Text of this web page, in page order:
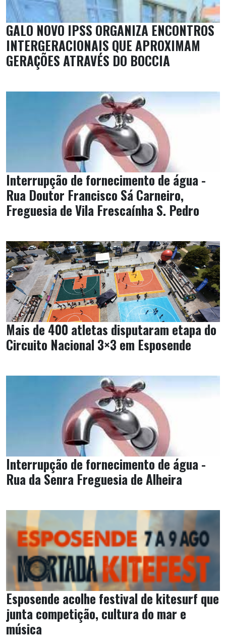
GALO NOVO IPSS ORGANIZA ENCONTROS
INTERGERACIONAIS QUE APROXIMAM
GERAÇÕES ATRAVÉS DO BOCCIA
Interrupção de fornecimento de água -
Rua Doutor Francisco Sá Carneiro,
Freguesia de Vila Frescaínha S. Pedro
Mais de 400 atletas disputaram etapa do
Circuito Nacional 3×3 em Esposende
Interrupção de fornecimento de água -
Rua da Senra Freguesia de Alheira
Esposende acolhe festival de kitesurf que
junta competição, cultura do mar e
música